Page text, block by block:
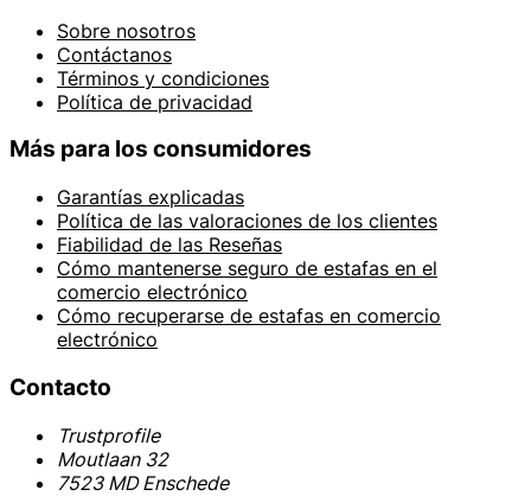
Sobre nosotros
Contáctanos
Términos y condiciones
Política de privacidad
Más para los consumidores
Garantías explicadas
Política de las valoraciones de los clientes
Fiabilidad de las Reseñas
Cómo mantenerse seguro de estafas en el
comercio electrónico
Cómo recuperarse de estafas en comercio
electrónico
Contacto
Trustprofile
Moutlaan 32
7523 MD Enschede